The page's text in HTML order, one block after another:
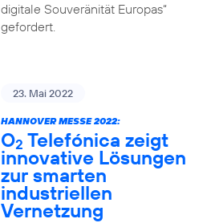
digitale Souveränität Europas“
gefordert.
23. Mai 2022
HANNOVER MESSE 2022:
O2 Telefónica zeigt
innovative Lösungen
zur smarten
industriellen
Vernetzung